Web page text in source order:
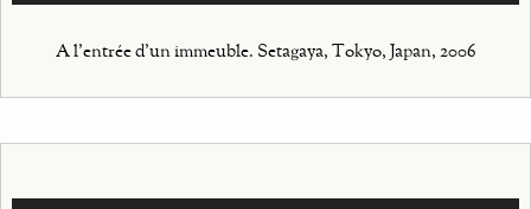
A l'entrée d'un immeuble. Setagaya, Tokyo, Japan, 2006